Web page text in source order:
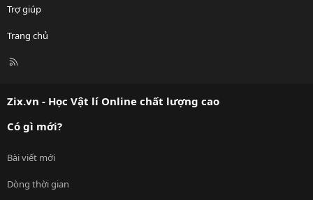
Trợ giúp
Trang chủ
R
Zix.vn - Học Vật lí Online chất lượng cao
Có gì mới?
Bài viết mới
Dòng thời gian